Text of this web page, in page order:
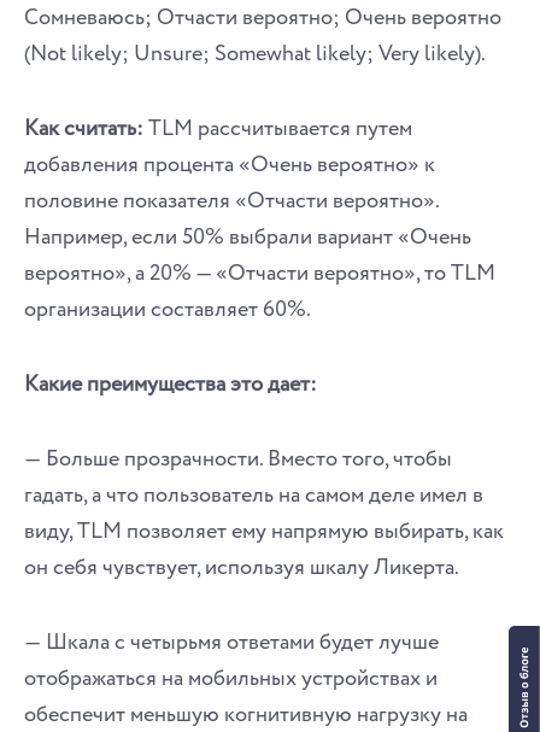
Сомневаюсь; Отчасти вероятно; Очень вероятно
(Not likely; Unsure; Somewhat likely; Very likely).
Как считать:TLM рассчитывается путем
добавления процента «Очень вероятно» к
половине показателя «Отчасти вероятно».
Например, если 50% выбрали вариант «Очень
вероятно», а 20% — «Отчасти вероятно», то TLM
организации составляет 60%.
Какие преимущества это дает:
― Больше прозрачности. Вместо того, чтобы
гадать, а что пользователь на самом деле имел в
виду, TLM позволяет ему напрямую выбирать, как
он себя чувствует, используя шкалу Ликерта.
― Шкала с четырьмя ответами будет лучше
отображаться на мобильных устройствах и
обеспечит меньшую когнитивную нагрузку на